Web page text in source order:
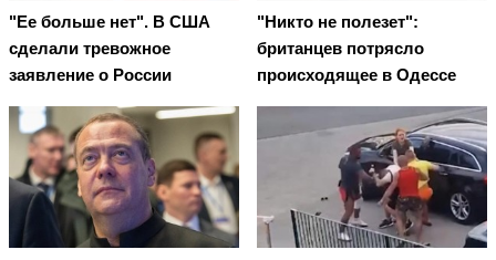
"Ее больше нет". В США
сделали тревожное
заявление о России
"Никто не полезет":
британцев потрясло
происходящее в Одессе